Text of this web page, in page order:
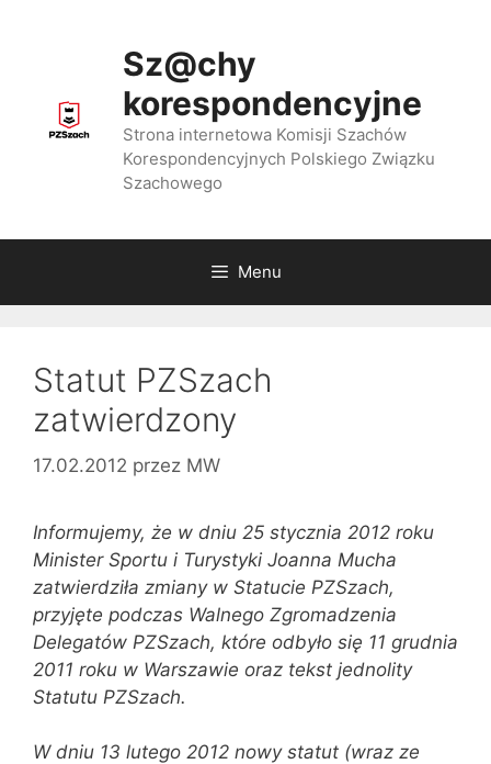
Sz@chy
korespondencyjne
Strona internetowa Komisji Szachów
Korespondencyjnych Polskiego Związku
Szachowego
Menu
Statut PZSzach
zatwierdzony
17.02.2012 przez MW
Informujemy, że w dniu 25 stycznia 2012 roku
Minister Sportu i Turystyki Joanna Mucha
zatwierdziła zmiany w Statucie PZSzach,
przyjęte podczas Walnego Zgromadzenia
Delegatów PZSzach, które odbyło się 11 grudnia
2011 roku w Warszawie oraz tekst jednolity
Statutu PZSzach.
W dniu 13 lutego 2012 nowy statut (wraz ze